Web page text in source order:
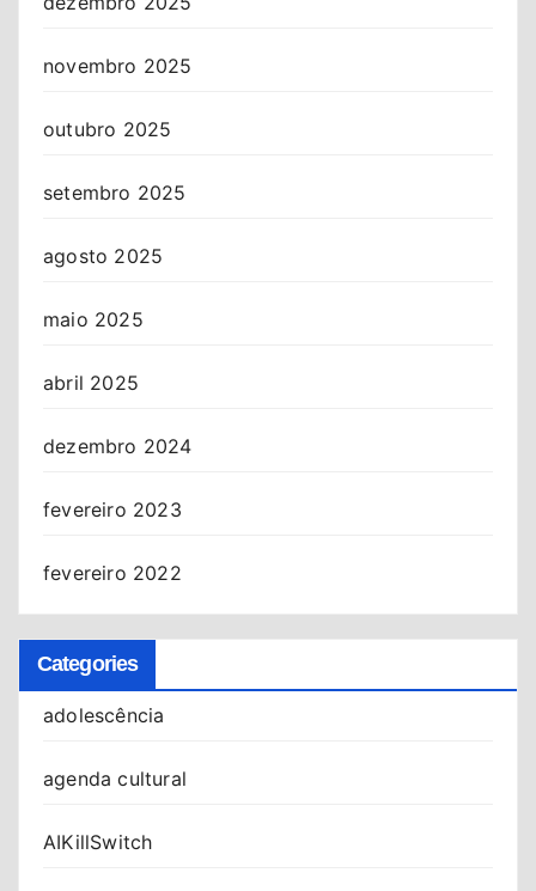
novembro 2025
outubro 2025
setembro 2025
agosto 2025
maio 2025
abril 2025
dezembro 2024
fevereiro 2023
fevereiro 2022
Categories
adolescência
agenda cultural
AIKillSwitch